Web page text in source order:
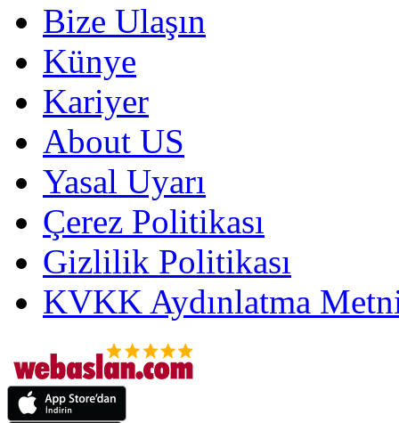
Bize Ulaşın
Künye
Kariyer
About US
Yasal Uyarı
Çerez Politikası
Gizlilik Politikası
KVKK Aydınlatma